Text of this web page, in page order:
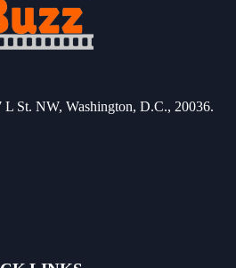
L St. NW, Washington, D.C., 20036.